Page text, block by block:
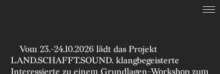
Termine
Vom 23.-24.10.2026 lädt das Projekt
LAND.SCHAFFT.SOUND. klangbegeisterte
Interessierte zu einem Grundlagen-Workshop zum